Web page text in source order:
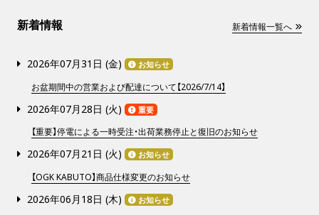
新着情報 新着情報一覧へ
2026年07月31日 (金) お知らせ
お盆期間中の営業および配達について【2026/7/14】
2026年07月28日 (火) 重要
【重要】停電による一時受注・出荷業務停止と復旧のお知らせ
2026年07月21日 (火) お知らせ
【OGK KABUTO】商品仕様変更のお知らせ
2026年06月18日 (木) お知らせ